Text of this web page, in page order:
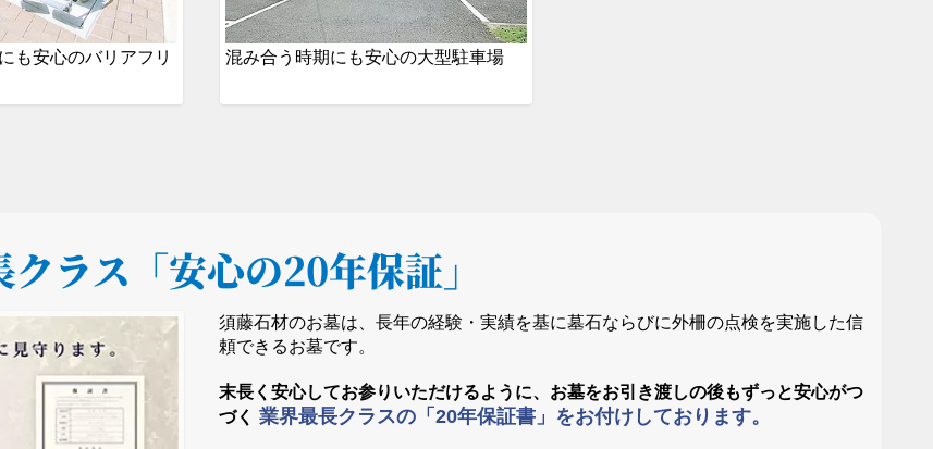
も安心のバリアフリ
混み合う時期にも安心の大型駐車場
クラス 「安心の20年保証」
須藤石材のお墓は、長年の経験・実績を基に墓石ならびに外柵の点検を実施した信
頼できるお墓です。
末長く安心してお参りいただけるように、お墓をお引き渡しの後もずっと安心がつ
づく 業界最長クラスの「20年保証書」をお付けしております。